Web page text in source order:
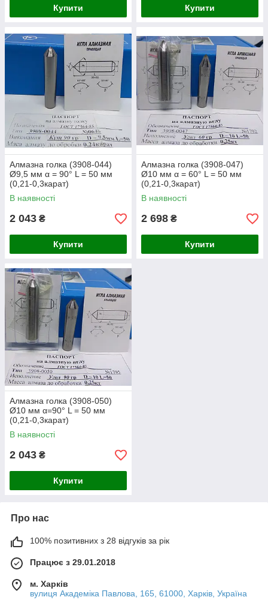
Купити Купити
Алмазна голка (3908-044)
Ø9,5 мм α = 90° L = 50 мм
(0,21-0,3карат)
В наявності
2 043 ₴
Купити
Алмазна голка (3908-047)
Ø10 мм α = 60° L = 50 мм
(0,21-0,3карат)
В наявності
2 698 ₴
Купити
Алмазна голка (3908-050)
Ø10 мм α=90° L = 50 мм
(0,21-0,3карат)
В наявності
2 043 ₴
Купити
Про нас
100% позитивних з 28 відгуків за рік
Працює з 29.01.2018
м. Харків
вулиця Академіка Павлова, 165, 61000, Харків, Україна